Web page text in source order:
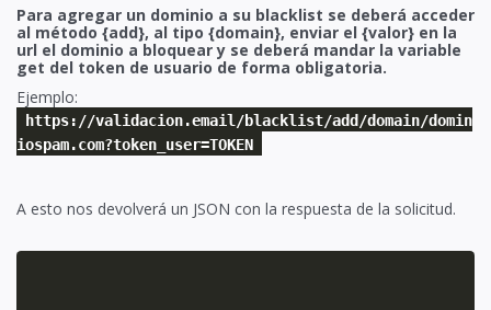
Para agregar un dominio a su blacklist se deberá acceder
al método {add}, al tipo {domain}, enviar el {valor} en la
url el dominio a bloquear y se deberá mandar la variable
get del token de usuario de forma obligatoria.
Ejemplo:
https://validacion.email/blacklist/add/domain/domin
iospam.com?token_user=TOKEN
A esto nos devolverá un JSON con la respuesta de la solicitud.